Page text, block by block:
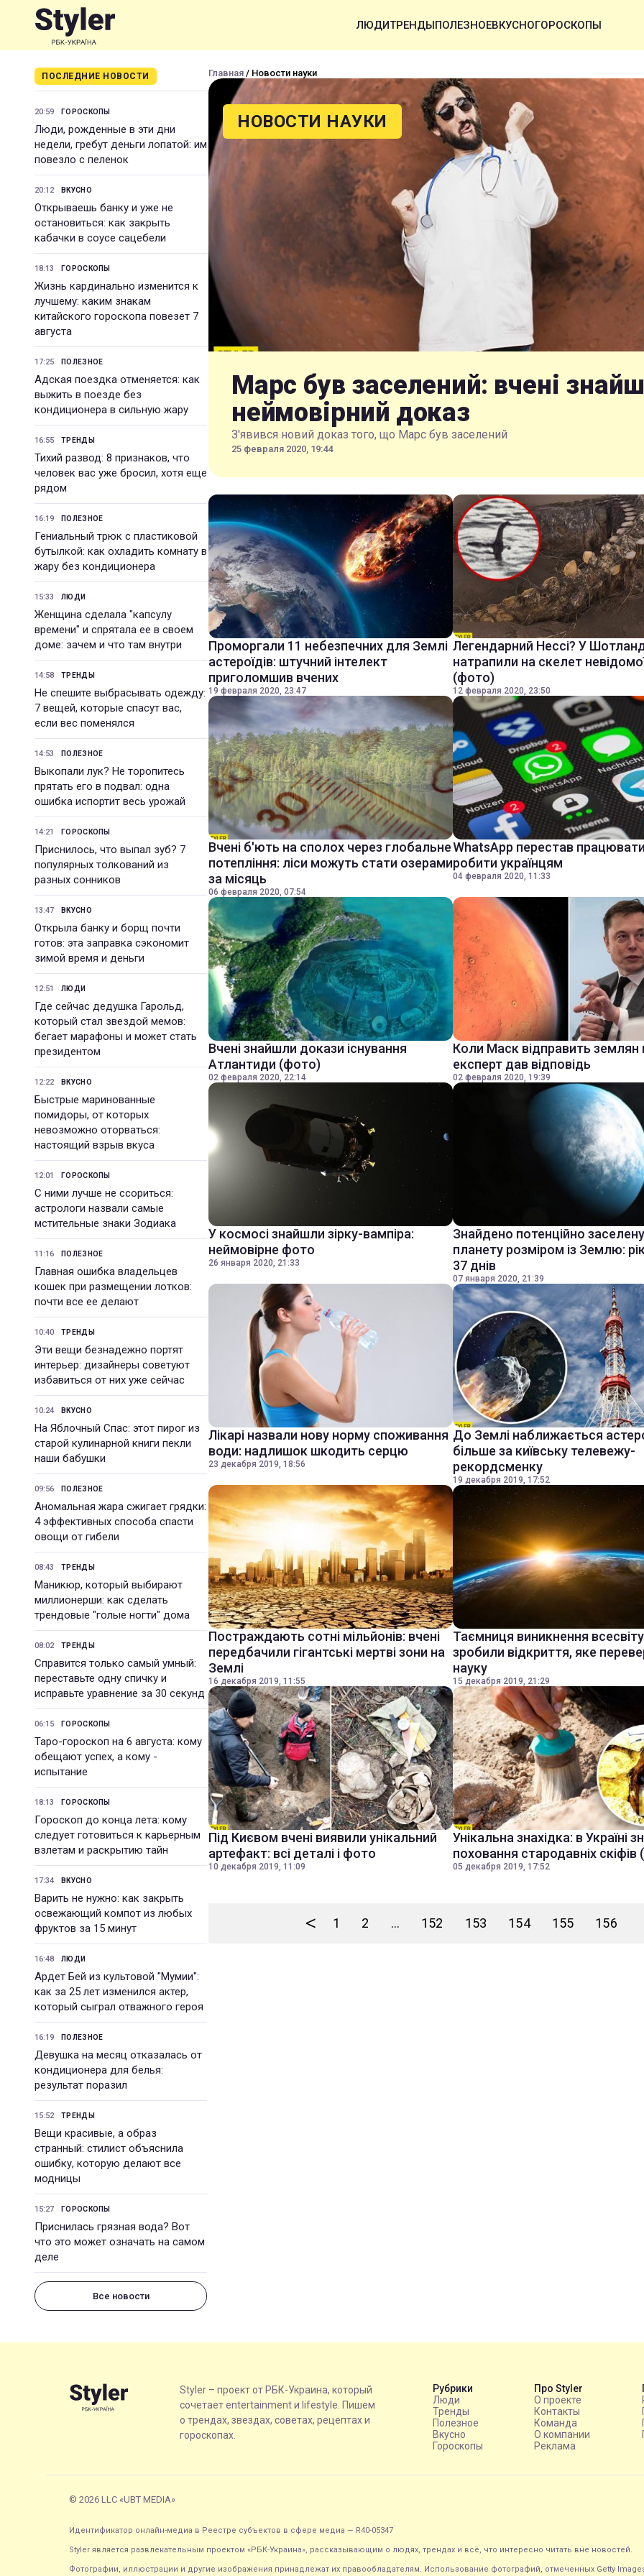
ЛЮДИТРЕНДЫПОЛЕЗНОЕВКУСНОГОРОСКОПЫ
ПОСЛЕДНИЕ НОВОСТИ
20:59 ГОРОСКОПЫ
Люди, рожденные в эти дни
недели, гребут деньги лопатой: им
повезло с пеленок
20:12 ВКУСНО
Открываешь банку и уже не
остановиться: как закрыть
кабачки в соусе сацебели
18:13 ГОРОСКОПЫ
Жизнь кардинально изменится к
лучшему: каким знакам
китайского гороскопа повезет 7
августа
17:25 ПОЛЕЗНОЕ
Адская поездка отменяется: как
выжить в поезде без
кондиционера в сильную жару
16:55 ТРЕНДЫ
Тихий развод: 8 признаков, что
человек вас уже бросил, хотя еще
рядом
16:19 ПОЛЕЗНОЕ
Гениальный трюк с пластиковой
бутылкой: как охладить комнату в
жару без кондиционера
15:33 ЛЮДИ
Женщина сделала "капсулу
времени" и спрятала ее в своем
доме: зачем и что там внутри
14:58 ТРЕНДЫ
Не спешите выбрасывать одежду:
7 вещей, которые спасут вас,
если вес поменялся
14:53 ПОЛЕЗНОЕ
Выкопали лук? Не торопитесь
прятать его в подвал: одна
ошибка испортит весь урожай
14:21 ГОРОСКОПЫ
Приснилось, что выпал зуб? 7
популярных толкований из
разных сонников
13:47 ВКУСНО
Открыла банку и борщ почти
готов: эта заправка сэкономит
зимой время и деньги
12:51 ЛЮДИ
Где сейчас дедушка Гарольд,
который стал звездой мемов:
бегает марафоны и может стать
президентом
12:22 ВКУСНО
Быстрые маринованные
помидоры, от которых
невозможно оторваться:
настоящий взрыв вкуса
12:01 ГОРОСКОПЫ
С ними лучше не ссориться:
астрологи назвали самые
мстительные знаки Зодиака
11:16 ПОЛЕЗНОЕ
Главная ошибка владельцев
кошек при размещении лотков:
почти все ее делают
10:40 ТРЕНДЫ
Эти вещи безнадежно портят
интерьер: дизайнеры советуют
избавиться от них уже сейчас
10:24 ВКУСНО
На Яблочный Спас: этот пирог из
старой кулинарной книги пекли
наши бабушки
09:56 ПОЛЕЗНОЕ
Аномальная жара сжигает грядки:
4 эффективных способа спасти
овощи от гибели
08:43 ТРЕНДЫ
Маникюр, который выбирают
миллионерши: как сделать
трендовые "голые ногти" дома
08:02 ТРЕНДЫ
Справится только самый умный:
переставьте одну спичку и
исправьте уравнение за 30 секунд
06:15 ГОРОСКОПЫ
Таро-гороскоп на 6 августа: кому
обещают успех, а кому -
испытание
18:13 ГОРОСКОПЫ
Гороскоп до конца лета: кому
следует готовиться к карьерным
взлетам и раскрытию тайн
17:34 ВКУСНО
Варить не нужно: как закрыть
освежающий компот из любых
фруктов за 15 минут
16:48 ЛЮДИ
Ардет Бей из культовой "Мумии":
как за 25 лет изменился актер,
который сыграл отважного героя
16:19 ПОЛЕЗНОЕ
Девушка на месяц отказалась от
кондиционера для белья:
результат поразил
15:52 ТРЕНДЫ
Вещи красивые, а образ
странный: стилист объяснила
ошибку, которую делают все
модницы
15:27 ГОРОСКОПЫ
Приснилась грязная вода? Вот
что это может означать на самом
деле
Все новости
Главная / Новости науки
НОВОСТИ НАУКИ
Марс був заселений: вчені
неймовірний доказ
З'явився новий доказ того, що Марс був заселений
25 февраля 2020, 19:44
Проморгали 11 небезпечних для Землі
астероїдів: штучний інтелект
приголомшив вчених
19 февраля 2020, 23:47
Легендарний Нессі? У
натрапили на скелет
(фото)
12 февраля 2020, 23:50
Вчені б'ють на сполох через глобальне
потепління: ліси можуть стати озерами
за місяць
06 февраля 2020, 07:54
WhatsApp перестав
робити українцям
04 февраля 2020, 11:33
Вчені знайшли докази існування
Атлантиди (фото)
02 февраля 2020, 22:14
Коли Маск відправить землян
експерт дав відповідь
02 февраля 2020, 19:39
У космосі знайшли зірку-вампіра:
неймовірне фото
26 января 2020, 21:33
Знайдено потенційно заселену
планету розміром із Землю:
37 днів
07 января 2020, 21:39
Лікарі назвали нову норму споживання
води: надлишок шкодить серцю
23 декабря 2019, 18:56
До Землі наближається
більше за київську телевежу-
рекордсменку
19 декабря 2019, 17:52
Постраждають сотні мільйонів: вчені
передбачили гігантські мертві зони на
Землі
16 декабря 2019, 11:55
Таємниця виникнення
зробили відкриття, яке
науку
15 декабря 2019, 21:29
Під Києвом вчені виявили унікальний
артефакт: всі деталі і фото
10 декабря 2019, 11:09
Унікальна знахідка: в Україні
поховання стародавніх
05 декабря 2019, 17:52
< 1 2 ... 152 153 154 155 156
Styler – проект от РБК-Украина, который
сочетает entertainment и lifestyle. Пишем
о трендах, звездах, советах, рецептах и
гороскопах.
Рубрики
Люди
Тренды
Полезное
Вкусно
Гороскопы
Про Styler
О проекте
Контакты
Команда
О компании
Реклама
© 2026 LLC «UBT MEDIA»
Идентификатор онлайн-медиа в Реестре субъектов в сфере медиа — R40-05347
Styler является развлекательным проектом «РБК-Украина», рассказывающим о людях, трендах и всё, что интересно читать вне новостей.
Фотографии, иллюстрации и другие изображения принадлежат их правообладателям. Использование фотографий, отмеченных Getty